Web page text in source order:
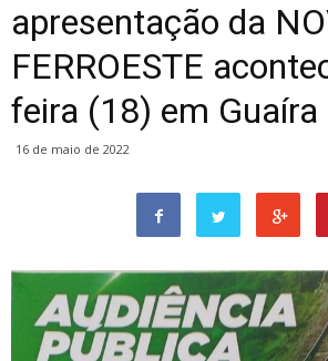
apresentação da
FERROESTE
feira (18) em Guaíra
16 de maio de 2022